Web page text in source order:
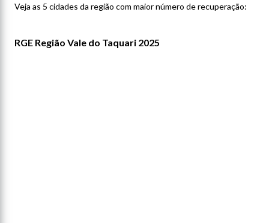
Veja as 5 cidades da região com maior número de recuperação:
RGE Região Vale do Taquari 2025